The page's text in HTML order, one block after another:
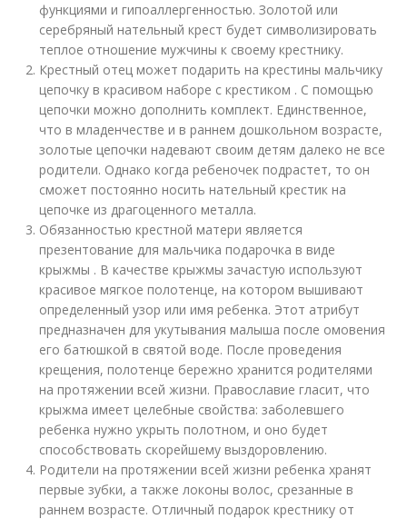
функциями и гипоаллергенностью. Золотой или
серебряный нательный крест будет символизировать
теплое отношение мужчины к своему крестнику.
Крестный отец может подарить на крестины мальчику
цепочку в красивом наборе с крестиком . С помощью
цепочки можно дополнить комплект. Единственное,
что в младенчестве и в раннем дошкольном возрасте,
золотые цепочки надевают своим детям далеко не все
родители. Однако когда ребеночек подрастет, то он
сможет постоянно носить нательный крестик на
цепочке из драгоценного металла.
Обязанностью крестной матери является
презентование для мальчика подарочка в виде
крыжмы . В качестве крыжмы зачастую используют
красивое мягкое полотенце, на котором вышивают
определенный узор или имя ребенка. Этот атрибут
предназначен для укутывания малыша после омовения
его батюшкой в святой воде. После проведения
крещения, полотенце бережно хранится родителями
на протяжении всей жизни. Православие гласит, что
крыжма имеет целебные свойства: заболевшего
ребенка нужно укрыть полотном, и оно будет
способствовать скорейшему выздоровлению.
Родители на протяжении всей жизни ребенка хранят
первые зубки, а также локоны волос, срезанные в
раннем возрасте. Отличный подарок крестнику от